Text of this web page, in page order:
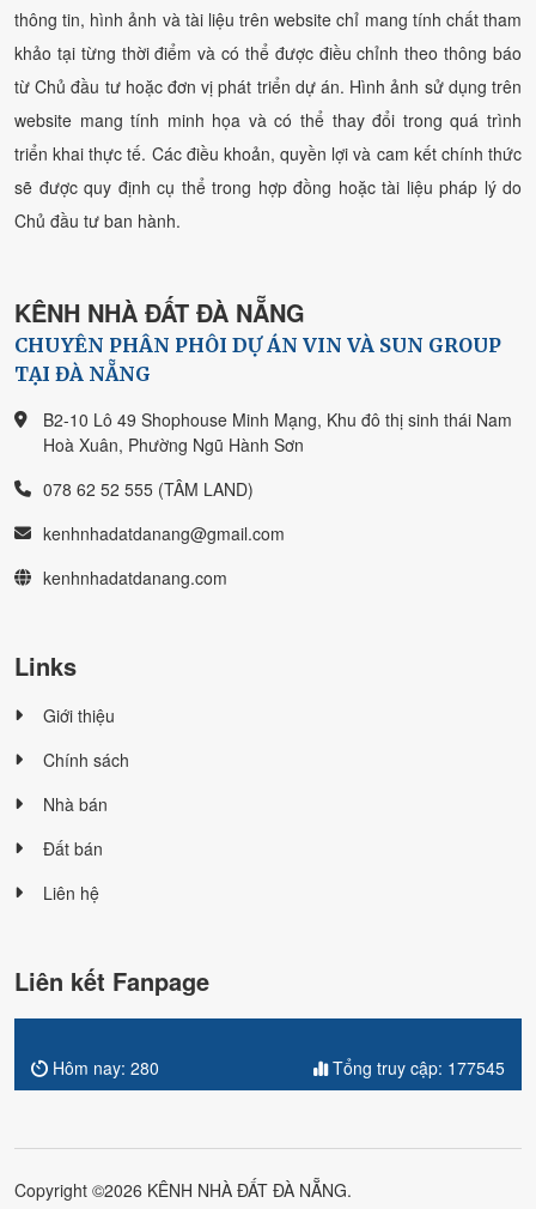
thông tin, hình ảnh và tài liệu trên website chỉ mang tính chất tham
khảo tại từng thời điểm và có thể được điều chỉnh theo thông báo
từ Chủ đầu tư hoặc đơn vị phát triển dự án. Hình ảnh sử dụng trên
website mang tính minh họa và có thể thay đổi trong quá trình
triển khai thực tế. Các điều khoản, quyền lợi và cam kết chính thức
sẽ được quy định cụ thể trong hợp đồng hoặc tài liệu pháp lý do
Chủ đầu tư ban hành.
KÊNH NHÀ ĐẤT ĐÀ NẴNG
CHUYÊN PHÂN PHÔI DỰ ÁN VIN VÀ SUN GROUP
TẠI ĐÀ NẴNG
B2-10 Lô 49 Shophouse Minh Mạng, Khu đô thị sinh thái Nam
Hoà Xuân, Phường Ngũ Hành Sơn
078 62 52 555 (TÂM LAND)
kenhnhadatdanang@gmail.com
kenhnhadatdanang.com
Links
Giới thiệu
Chính sách
Nhà bán
Đất bán
Liên hệ
Liên kết Fanpage
Hôm nay: 280 Tổng truy cập: 177545
Copyright ©2026 KÊNH NHÀ ĐẤT ĐÀ NẴNG.